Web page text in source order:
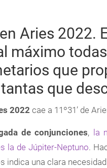
Aries 2022.
máximo
que
que
2022 cae a 11º31’ de
de conjunciones, la
la de Júpiter-Neptuno.
indica una clara